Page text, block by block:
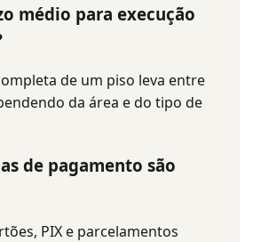
médio para execução
de um piso leva entre
da área e do tipo de
de pagamento são
PIX e parcelamentos